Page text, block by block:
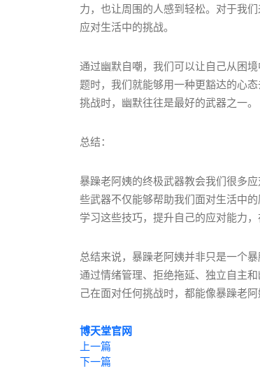
力，也让周围的人感到轻松。对于我
应对生活中的挑战。
通过幽默自嘲，我们可以让自己从困
题时，我们就能够用一种更豁达的心
挑战时，幽默往往是最好的武器之一。
总结：
暴躁老阿姨的终极武器教会我们很多
些武器不仅能够帮助我们面对生活中
学习这些技巧，提升自己的应对能力
总结来说，暴躁老阿姨并非只是一个
通过情绪管理、拒绝拖延、独立自主
己在面对任何挑战时，都能像暴躁老
博天堂官网
上一篇
下一篇